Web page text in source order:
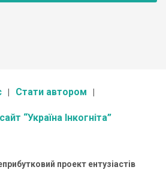
Стати автором
“Україна Інкогніта”
проект ентузіастів